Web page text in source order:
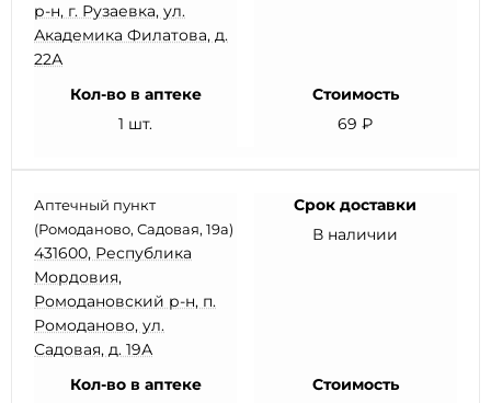
р-н, г. Рузаевка, ул.
Академика Филатова, д.
22А
Кол-во в аптеке
1 шт.
Стоимость
69 ₽
Аптечный пункт
(Ромоданово, Садовая, 19а)
431600, Республика
Мордовия,
Ромодановский р-н, п.
Ромоданово, ул.
Садовая, д. 19А
Срок доставки
В наличии
Кол-во в аптеке
Стоимость